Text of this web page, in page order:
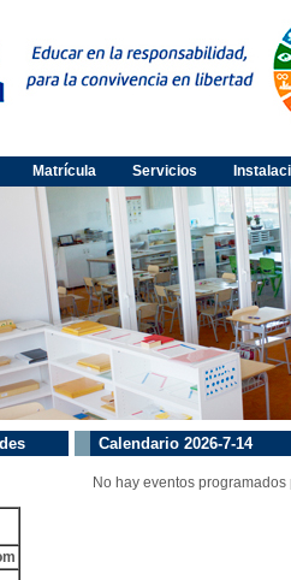
Matrícula Servicios
Calendario 2026-7-14
No hay eventos